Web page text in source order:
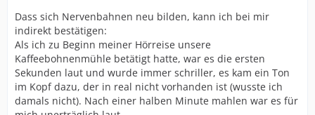
Dass sich Nervenbahnen neu bilden, kann ich bei mir
indirekt bestätigen:
Als ich zu Beginn meiner Hörreise unsere
Kaffeebohnenmühle betätigt hatte, war es die ersten
Sekunden laut und wurde immer schriller, es kam ein Ton
im Kopf dazu, der in real nicht vorhanden ist (wusste ich
damals nicht). Nach einer halben Minute mahlen war es für